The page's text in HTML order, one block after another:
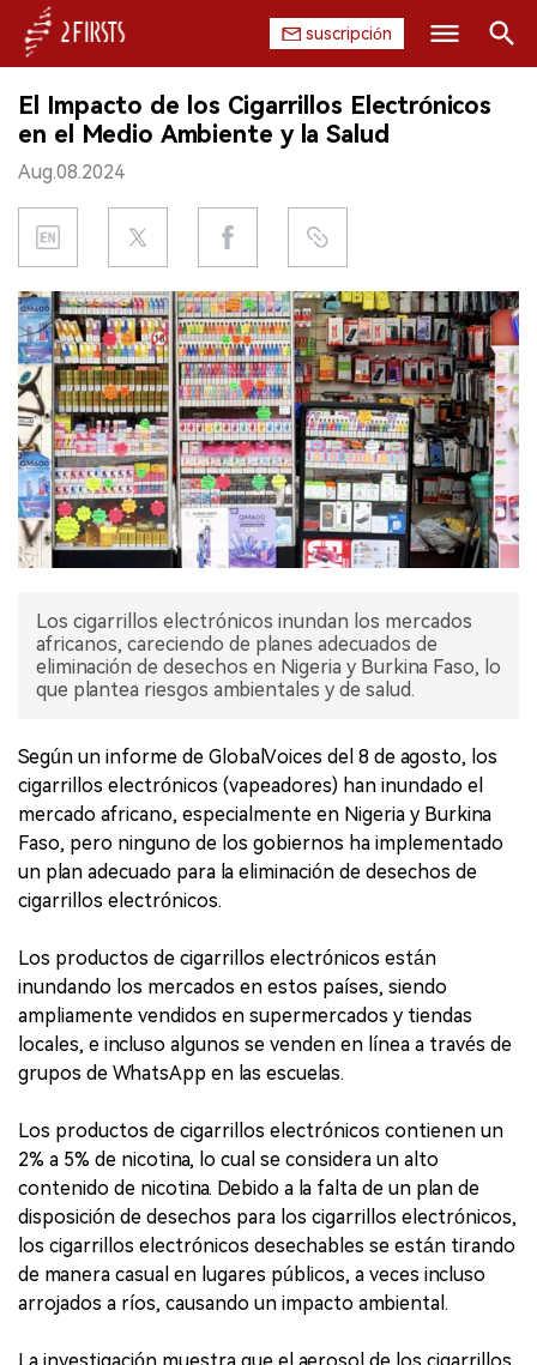
suscripción
INICIO
EMPRESA
PRODUCTO
REGULACIÓN
CHINA
DATOS
EXPOSICIÓN
ENTREVISTA
Buscar
El Impacto de los Cigarrillos Electrónicos
en el Medio Ambiente y la Salud
Aug.08.2024
Los cigarrillos electrónicos inundan los mercados
africanos, careciendo de planes adecuados de
eliminación de desechos en Nigeria y Burkina Faso, lo
que plantea riesgos ambientales y de salud.
Según un informe de GlobalVoices del 8 de agosto, los
cigarrillos electrónicos (vapeadores) han inundado el
mercado africano, especialmente en Nigeria y Burkina
Faso, pero ninguno de los gobiernos ha implementado
un plan adecuado para la eliminación de desechos de
cigarrillos electrónicos.
Los productos de cigarrillos electrónicos están
inundando los mercados en estos países, siendo
ampliamente vendidos en supermercados y tiendas
locales, e incluso algunos se venden en línea a través de
grupos de WhatsApp en las escuelas.
Los productos de cigarrillos electrónicos contienen un
2% a 5% de nicotina, lo cual se considera un alto
contenido de nicotina. Debido a la falta de un plan de
disposición de desechos para los cigarrillos electrónicos,
los cigarrillos electrónicos desechables se están tirando
de manera casual en lugares públicos, a veces incluso
arrojados a ríos, causando un impacto ambiental.